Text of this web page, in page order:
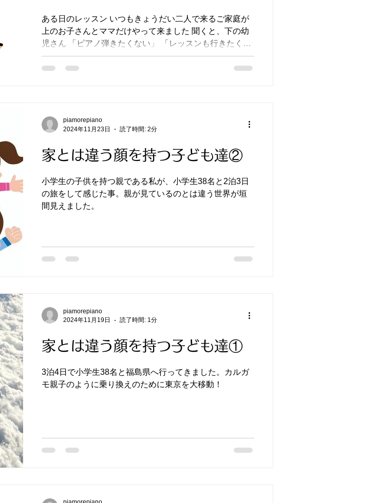
ある日のレッスン いつもきょうだい二人で来るご家庭が
上のお子さんとママだけやって来ました 聞くと、下の幼
児さん 「ピアノ弾きたくない」 「レッスンも行きたくな
い」 といって、お家で全然練習しなくなったそうで ...
家とは違う顔を持つ子ども達②
小学生の子供を持つ親である私が、小学生38名と2泊3日
の旅をして感じた事。親が見ているのとは違う世界が垣
間見えました。
piamorepiano
2024年11月23日
読了時間: 2分
家とは違う顔を持つ子ども達①
3泊4日で小学生38名と福島県へ行ってきました。カルガ
モ親子のように乗り換えのために東京を大移動！
piamorepiano
2024年11月19日
読了時間: 1分